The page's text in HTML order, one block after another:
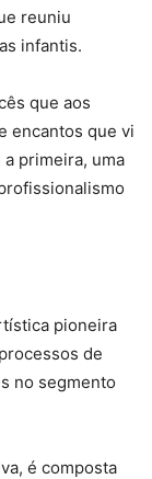
reuniu
infantis.
que aos
encantos que vi
primeira, uma
pioneira
de
no segmento
é composta